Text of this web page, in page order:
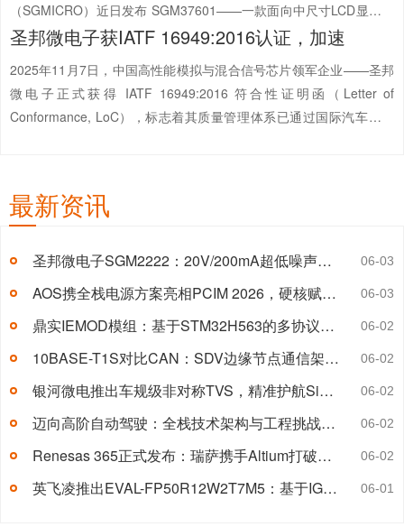
（SGMICRO）近日发布 SGM37601——一款面向中尺寸LCD显示屏
的 六通道、40V高效LED背光驱动芯片，凭借 ±1.2% 电流匹配精度、
圣邦微电子获IATF 16949:2016认证，加速
2025年11月7日，中国高性能模拟与混合信号芯片领军企业——圣邦
微电子正式获得 IATF 16949:2016 符合性证明函（Letter of
Conformance, LoC），标志着其质量管理体系已通过国际汽车工作
最新资讯
圣邦微电子SGM2222：20V/200mA超低噪声LDO技术解析 附引脚图及典型应用电路图 06-03
AOS携全栈电源方案亮相PCIM 2026，硬核赋能AI算力与工业应用 06-03
鼎实IEMOD模组：基于STM32H563的多协议工业以太网嵌入式方案 06-02
10BASE-T1S对比CAN：SDV边缘节点通信架构选型深度解析 06-02
银河微电推出车规级非对称TVS，精准护航SiC栅极驱动 06-02
迈向高阶自动驾驶：全栈技术架构与工程挑战深度解析 06-02
Renesas 365正式发布：瑞萨携手Altium打破嵌入式设计孤岛 06-02
英飞凌推出EVAL-FP50R12W2T7M5：基于IGBT7的通用驱动评估利器 06-01